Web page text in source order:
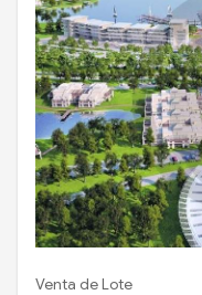
Venta de Lote